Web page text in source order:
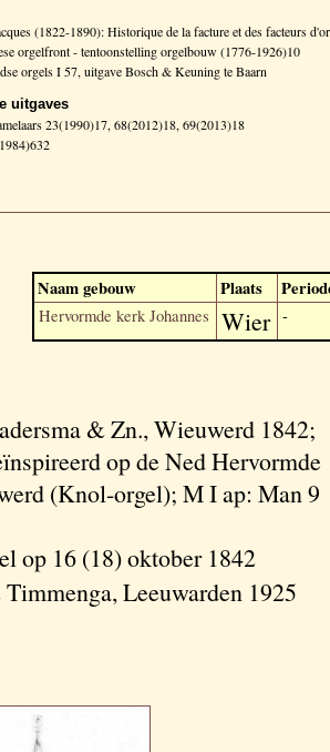
(1822-1890): Historique de la facture et des facteurs
orgelfront - tentoonstelling orgelbouw (1776-1926)10
orgels I 57, uitgave Bosch & Keuning te Baarn
uitgaves
23(1990)17, 68(2012)18, 69(2013)18
Naam gebouw Plaats
Hervormde kerk Johannes Wier -
& Zn., Wieuwerd 1842;
op de Ned Hervormde
(Knol-orgel); M I ap: Man 9
op 16 (18) oktober 1842
Leeuwarden 1925